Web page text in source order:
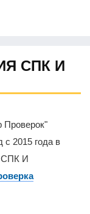
СПК И
с 2015 года в
СПК И